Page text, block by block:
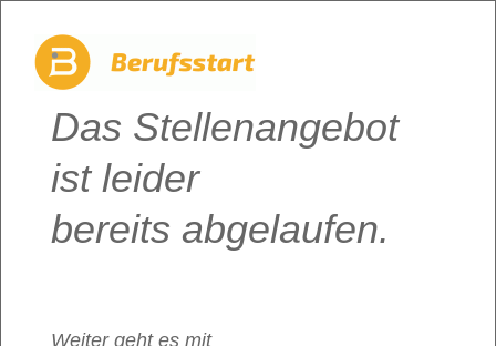
Das Stellenangebot
ist leider
bereits abgelaufen.
Weiter geht es mit